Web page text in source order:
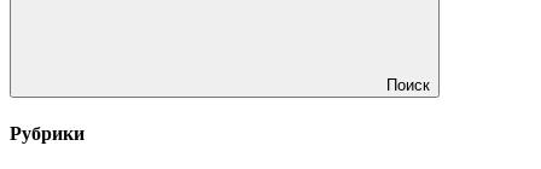
Поиск
Рубрики